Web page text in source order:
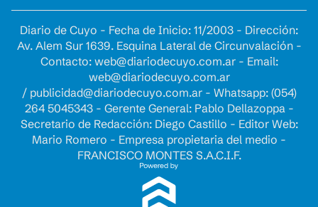
Diario de Cuyo - Fecha de Inicio: 11/2003 - Dirección:
Av. Alem Sur 1639. Esquina Lateral de Circunvalación -
Contacto: web@diariodecuyo.com.ar- Email:
web@diariodecuyo.com.ar
/ publicidad@diariodecuyo.com.ar- Whatsapp: (054)
264 5045343 - Gerente General: Pablo Dellazoppa -
Secretario de Redacción: Diego Castillo - Editor Web:
Mario Romero - Empresa propietaria del medio -
FRANCISCO MONTES S.A.C.I.F.